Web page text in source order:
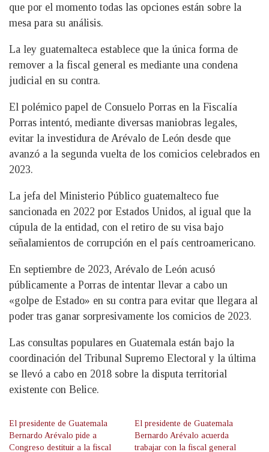
que por el momento todas las opciones están sobre la
mesa para su análisis.
La ley guatemalteca establece que la única forma de
remover a la fiscal general es mediante una condena
judicial en su contra.
El polémico papel de Consuelo Porras en la Fiscalía
Porras intentó, mediante diversas maniobras legales,
evitar la investidura de Arévalo de León desde que
avanzó a la segunda vuelta de los comicios celebrados en
2023.
La jefa del Ministerio Público guatemalteco fue
sancionada en 2022 por Estados Unidos, al igual que la
cúpula de la entidad, con el retiro de su visa bajo
señalamientos de corrupción en el país centroamericano.
En septiembre de 2023, Arévalo de León acusó
públicamente a Porras de intentar llevar a cabo un
«golpe de Estado» en su contra para evitar que llegara al
poder tras ganar sorpresivamente los comicios de 2023.
Las consultas populares en Guatemala están bajo la
coordinación del Tribunal Supremo Electoral y la última
se llevó a cabo en 2018 sobre la disputa territorial
existente con Belice.
El presidente de Guatemala
Bernardo Arévalo pide a
Congreso destituir a la fiscal
El presidente de Guatemala
Bernardo Arévalo acuerda
trabajar con la fiscal general